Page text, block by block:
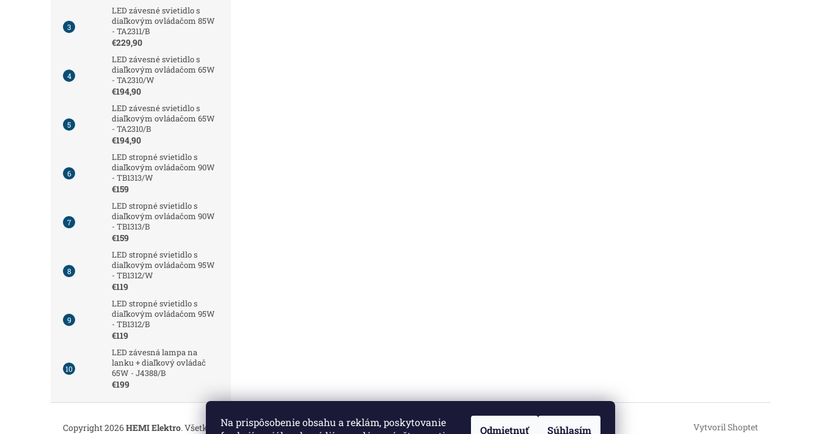
Na prispôsobenie obsahu a reklám, poskytovanie
Odmietnuť Súhlasím
LED závesné svietidlo s
diaľkovým ovládačom 85W
- TA2311/B
€229,90
LED závesné svietidlo s
diaľkovým ovládačom 65W
- TA2310/W
€194,90
LED závesné svietidlo s
diaľkovým ovládačom 65W
- TA2310/B
€194,90
LED stropné svietidlo s
diaľkovým ovládačom 90W
- TB1313/W
€159
LED stropné svietidlo s
diaľkovým ovládačom 90W
- TB1313/B
€159
LED stropné svietidlo s
diaľkovým ovládačom 95W
- TB1312/W
€119
LED stropné svietidlo s
diaľkovým ovládačom 95W
- TB1312/B
€119
LED závesná lampa na
lanku + diaľkový ovládač
65W - J4388/B
€199
Vytvoril Shoptet
Copyright 2026HEMI Elektro. Všetky práva vyhradené.Upraviť nastavenie cookies